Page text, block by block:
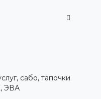
сабо, тапочки
ЭВА